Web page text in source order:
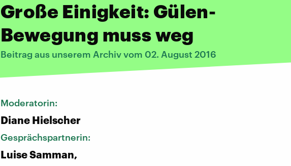
Große Einigkeit: Gülen-
Bewegung muss weg
Beitrag aus unserem Archiv vom 02. August 2016
Moderatorin:
Diane Hielscher
Gesprächspartnerin:
Luise Samman,